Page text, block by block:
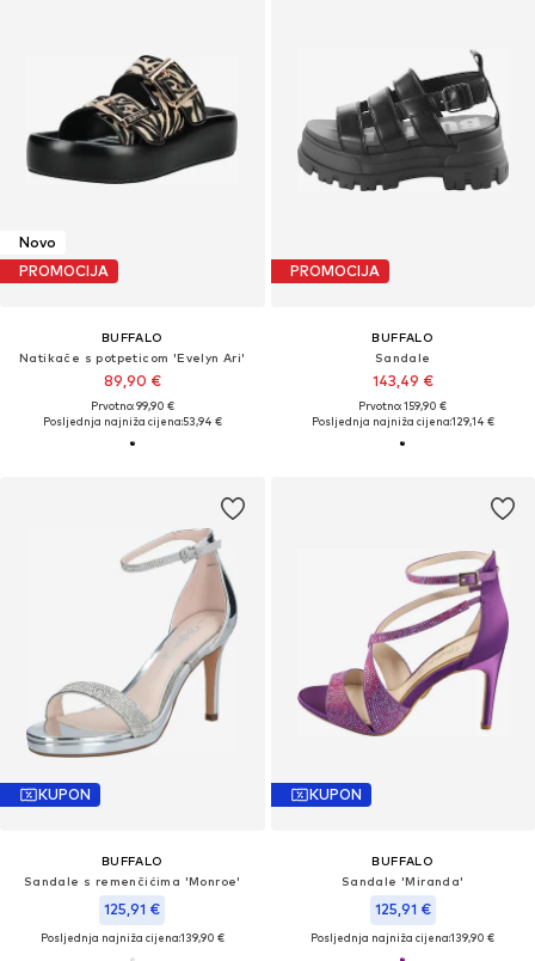
Novo
PROMOCIJA
BUFFALO
Natikače s potpeticom 'Evelyn Ari'
89,90 €
Prvotno: 99,90 €
Posljednja najniža cijena:53,94 €
PROMOCIJA
BUFFALO
Sandale
143,49 €
Prvotno: 159,90 €
Posljednja najniža cijena:129,14 €
KUPON
BUFFALO
Sandale s remenčićima 'Monroe'
125,91 €
Posljednja najniža cijena:139,90 €
KUPON
BUFFALO
Sandale 'Miranda'
125,91 €
Posljednja najniža cijena:139,90 €